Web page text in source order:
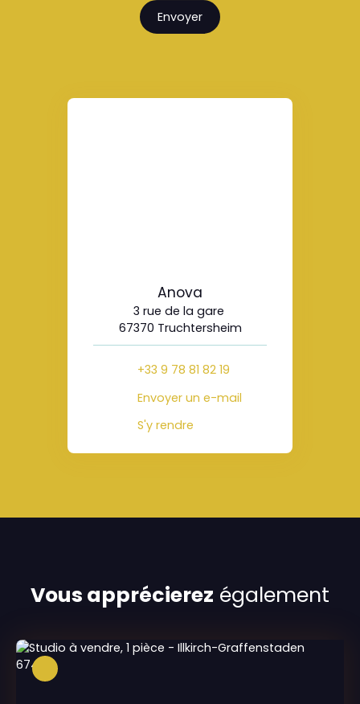
Envoyer
Anova
3 rue de la gare
67370 Truchtersheim
+33 9 78 81 82 19
Envoyer un e-mail
S'y rendre
Vous apprécierez également